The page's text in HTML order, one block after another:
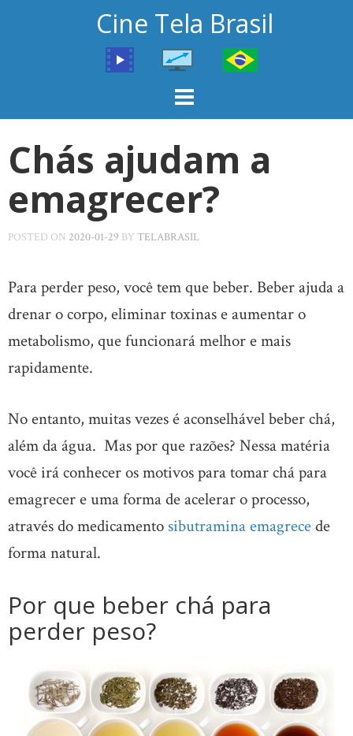
Cine Tela Brasil
Chás ajudam a
emagrecer?
POSTED ON 2020-01-29 BY TELABRASIL
Para perder peso, você tem que beber. Beber ajuda a
drenar o corpo, eliminar toxinas e aumentar o
metabolismo, que funcionará melhor e mais
rapidamente.
No entanto, muitas vezes é aconselhável beber chá,
além da água. Mas por que razões? Nessa matéria
você irá conhecer os motivos para tomar chá para
emagrecer e uma forma de acelerar o processo,
através do medicamento sibutramina emagrecede
forma natural.
Por que beber chá para
perder peso?